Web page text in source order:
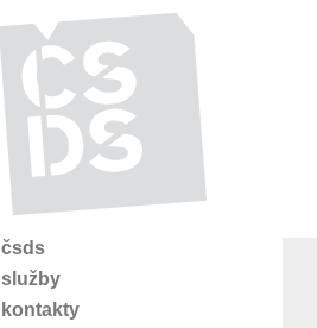
čsds
služby
kontakty